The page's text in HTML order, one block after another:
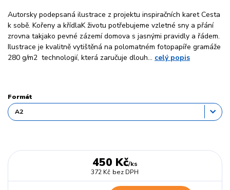
Autorsky podepsaná ilustrace z projektu inspiračních karet Cesta
k sobě. Kořeny a křídlaK životu potřebujeme vzletné sny a přání
zrovna takjako pevné zázemí domova s jasnými pravidly a řádem.
Ilustrace je kvalitně vytištěná na polomatném fotopapíře gramáže
280 g/m2 technologií, která zaručuje dlouh... celý popis
Formát
450 Kč/ks
372 Kč bez DPH